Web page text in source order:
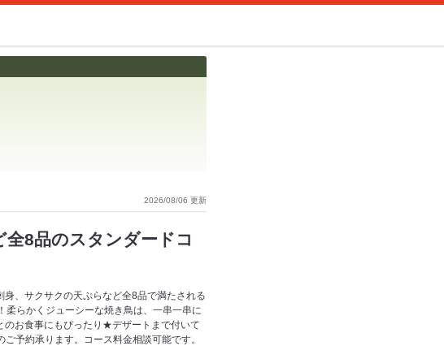
2026/08/06 更新
全8品のスタンダードコ
、サクサクの天ぷらなど全8品で満たされる
らかくジューシーな焼き鳥は、一串一串に
お食事にもぴったり★デザートまで付いて
予約承ります。コース料金相談可能です。